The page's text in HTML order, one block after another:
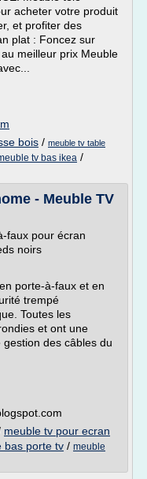
acheter votre produit
et profiter des
plat : Foncez sur
meilleur prix Meuble
bois / meuble tv table
tv bas ikea /
- Meuble TV
faux pour écran
noirs
porte-à-faux et en
trempé
Toutes les
et ont une
des câbles du
meuble tv pour ecran
bas porte tv / meuble